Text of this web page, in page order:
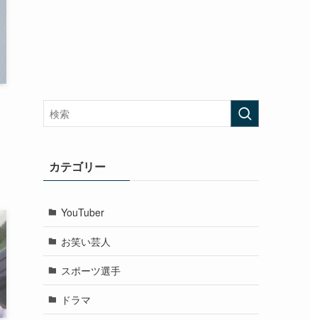
カテゴリー
YouTuber
お笑い芸人
スポーツ選手
ドラマ